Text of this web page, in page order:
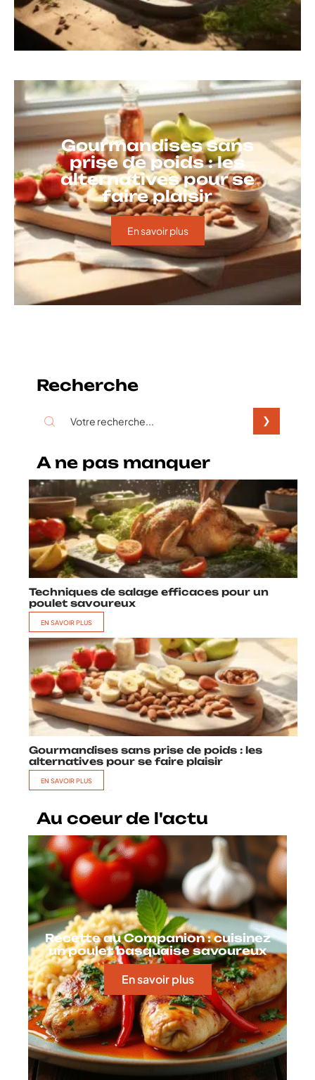
Gourmandises sans
prise de poids : les
alternatives pour se
faire plaisir
En savoir plus
Recherche
A ne pas manquer
Techniques de salage efficaces pour un
poulet savoureux
EN SAVOIR PLUS
Gourmandises sans prise de poids : les
alternatives pour se faire plaisir
EN SAVOIR PLUS
Au coeur de l'actu
Recette au Companion : cuisinez
un poulet basquaise savoureux
En savoir plus